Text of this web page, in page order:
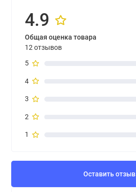
4.9
Общая оценка товара
12 отзывов
5
4
3
2
1
Оставить отзыв